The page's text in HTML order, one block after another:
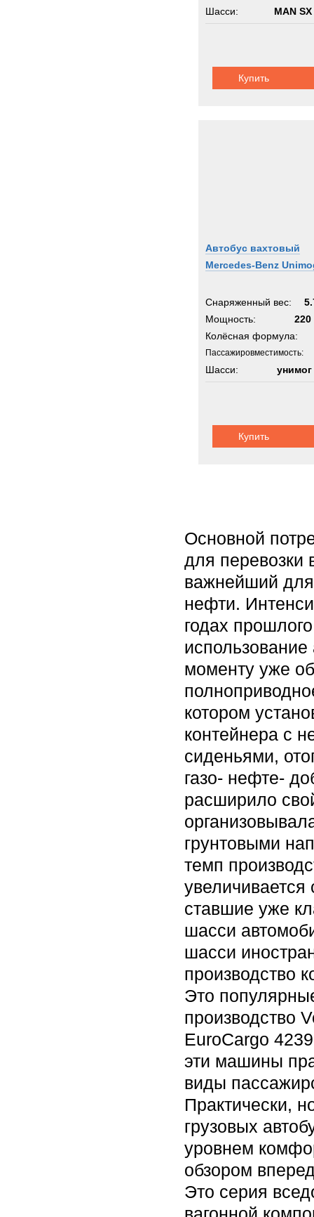
Шасси: MAN
Купить
Автобус вахтовый
Mercedes-Benz
Снаряженный вес:
Мощность:
220
Колёсная формула:
Пассажировместимость:
Шасси: унимог
Купить
Основной
для перевозки
важнейший для
нефти.
годах
использование
моменту уже
котором
контейнера с
сиденьями,
газо- нефте-
расширило
грунтовыми
темп
ставшие уже
шасси
шасси
производство
Это
производство
EuroCargo
эти машины
виды
Практически,
грузовых
уровнем
обзором
Это серия